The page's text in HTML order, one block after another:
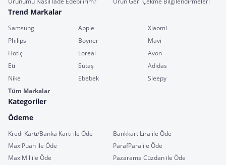
Trend Markalar
Samsung Apple
Xiaomi
Philips
Boyner
Mavi
Hotiç
Loreal
Avon
Eti
Sütaş
Adidas
Nike
Ebebek
Sleepy
Tüm Markalar
Kategoriler
Ödeme
Kredi Kartı/Banka Kartı ile Öde
Bankkart Lira ile Öde
MaxiPuan ile Öde
ParafPara ile Öde
MaxiMil ile Öde
Pazarama Cüzdan ile Öde